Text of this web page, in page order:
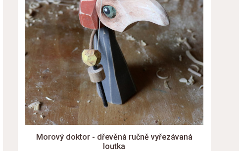
Morový doktor - dřevěná ručně vyřezávaná
loutka